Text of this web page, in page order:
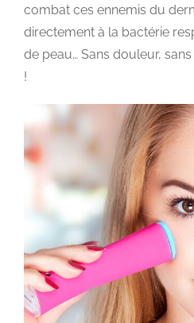
combat ces ennemis du
directement à la bactérie
de peau… Sans douleur,
!